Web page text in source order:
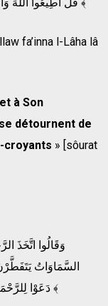
fa’inna l-Lâha lâ
à Son
détournent de
croyants » [sôurat
دَعَوْا لِلرَّ‌حْمَـٰنِ وَلَدًا ﴿٩١﴾ وَمَا يَنبَغِي لِلرَّ‌حْمَـٰنِ أَن يَتَّخِذَ وَلَدًا ﴾